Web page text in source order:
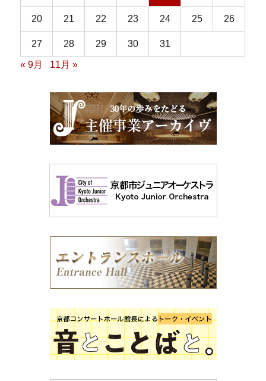
20 21 22 23 24 25 26
27 28 29 30 31
« 9月 11月 »